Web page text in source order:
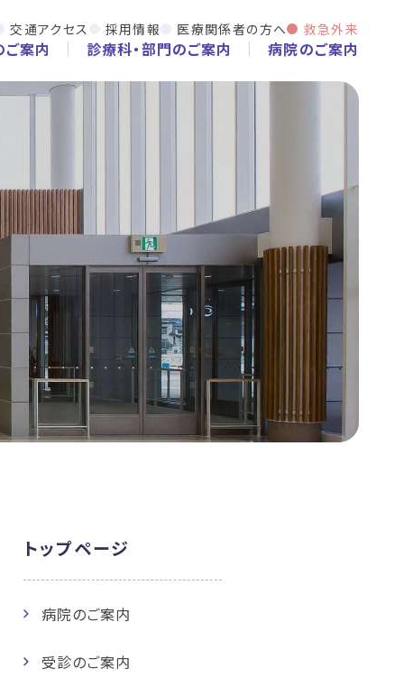
交通アクセス 採用情報 医療関係者の方へ 救急外来
ご案内 診療科・部門のご案内 病院のご案内
トップページ
病院のご案内
受診のご案内